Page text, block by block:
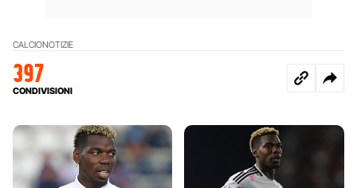
CALCIONOTIZIE
397
CONDIVISIONI